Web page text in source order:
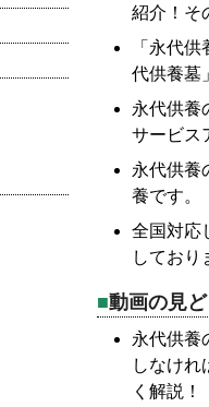
紹介！そ
「永代
代供養墓
永代供養
サービス
永代供養
養です。
全国対応
しており
動画の見
永代供養
しなけれ
く解説！